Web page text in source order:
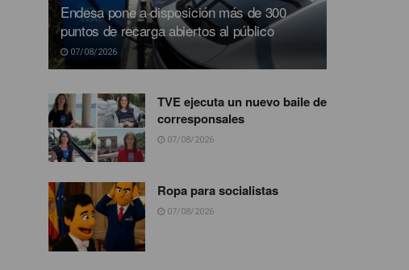
Endesa pone a disposición más de 300
puntos de recarga abiertos al público
07/08/2026
TVE ejecuta un nuevo baile de
corresponsales
07/08/2026
Ropa para socialistas
07/08/2026